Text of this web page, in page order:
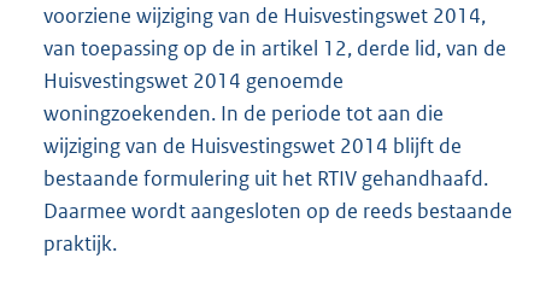
voorziene wijziging van de Huisvestingswet 2014,
van toepassing op de in artikel 12, derde lid, van de
Huisvestingswet 2014 genoemde
woningzoekenden. In de periode tot aan die
wijziging van de Huisvestingswet 2014 blijft de
bestaande formulering uit het RTIV gehandhaafd.
Daarmee wordt aangesloten op de reeds bestaande
praktijk.